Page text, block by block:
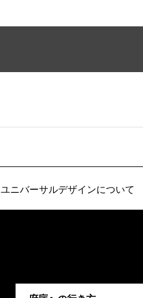
ユニバーサルデザインについて